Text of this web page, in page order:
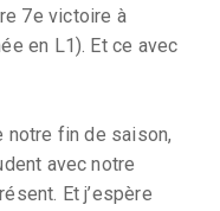
7e victoire à
en L1). Et ce avec
notre fin de saison,
avec notre
Et j’espère